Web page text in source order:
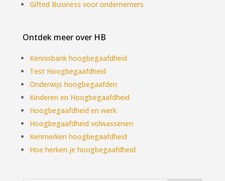
Gifted Business voor ondernemers
Ontdek meer over HB
Kennisbank hoogbegaafdheid
Test Hoogbegaafdheid
Onderwijs hoogbegaafden
Kinderen en Hoogbegaafdheid
Hoogbegaafdheid en werk
Hoogbegaafdheid volwassenen
Kenmerken hoogbegaafdheid
Hoe herken je hoogbegaafdheid